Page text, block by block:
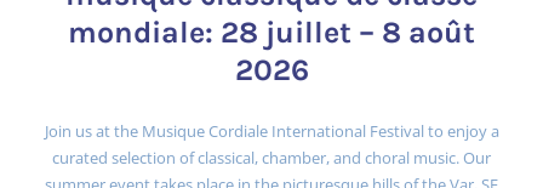
mondiale: 28 juillet – 8 août
2026
Join us at the Musique Cordiale International Festival to enjoy a
curated selection of classical, chamber, and choral music. Our